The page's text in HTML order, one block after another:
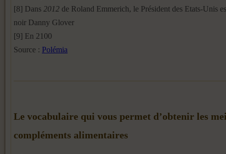
[8] Dans 2012 de Roland Emmerich, le Président des Etats-Unis
noir Danny Glover
[9] En 2100
Source : Polémia
Le vocabulaire qui vous permet d’obtenir les
compléments alimentaires